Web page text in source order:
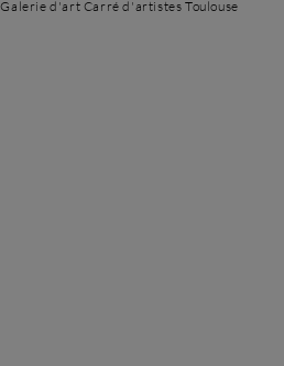
Galerie d'art Carré d'artistes Toulouse